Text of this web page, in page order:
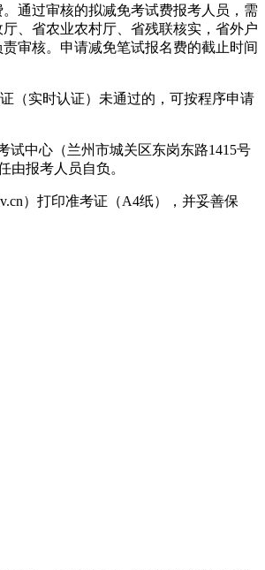
通过审核的拟减免考试费报考人员，需
、省农业农村厅、省残联核实，省外户
审核。申请减免笔试报名费的截止时间
（实时认证）未通过的，可按程序申请
试中心（兰州市城关区东岗东路1415号
由报考人员自负。
）打印准考证（A4纸），并妥善保